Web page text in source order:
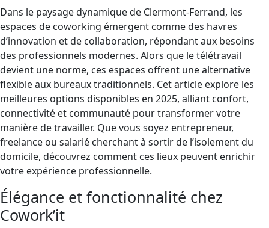
Dans le paysage dynamique de Clermont-Ferrand, les
espaces de coworking émergent comme des havres
d’innovation et de collaboration, répondant aux besoins
des professionnels modernes. Alors que le télétravail
devient une norme, ces espaces offrent une alternative
flexible aux bureaux traditionnels. Cet article explore les
meilleures options disponibles en 2025, alliant confort,
connectivité et communauté pour transformer votre
manière de travailler. Que vous soyez entrepreneur,
freelance ou salarié cherchant à sortir de l’isolement du
domicile, découvrez comment ces lieux peuvent enrichir
votre expérience professionnelle.
Élégance et fonctionnalité chez
Cowork’it